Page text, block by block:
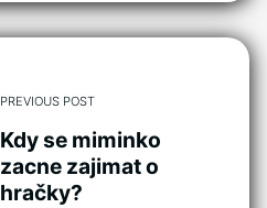
PREVIOUS POST
Kdy se miminko
zacne zajimat o
hračky?